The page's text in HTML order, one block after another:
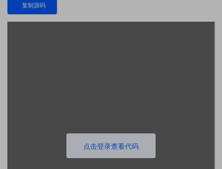
复制源码
点击登录查看代码